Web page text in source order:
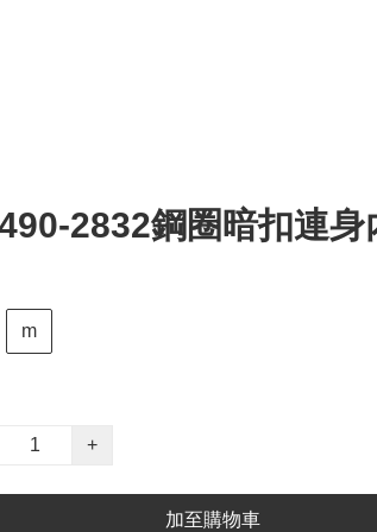
2832鋼圈暗扣連身
m
+
加至購物車